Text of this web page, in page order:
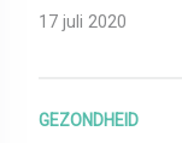
17 juli 2020
GEZONDHEID